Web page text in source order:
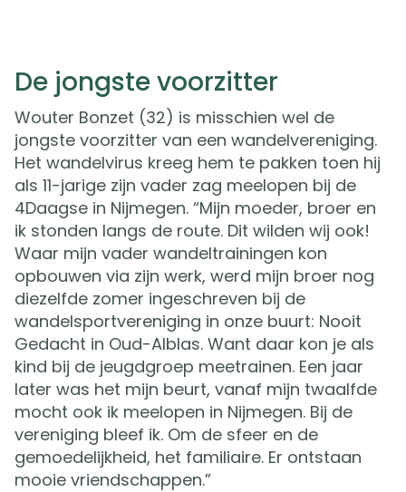
De jongste voorzitter
Wouter Bonzet (32) is misschien wel de
jongste voorzitter van een wandelvereniging.
Het wandelvirus kreeg hem te pakken toen hij
als 11-jarige zijn vader zag meelopen bij de
4Daagse in Nijmegen. “Mijn moeder, broer en
ik stonden langs de route. Dit wilden wij ook!
Waar mijn vader wandeltrainingen kon
opbouwen via zijn werk, werd mijn broer nog
diezelfde zomer ingeschreven bij de
wandelsportvereniging in onze buurt: Nooit
Gedacht in Oud-Alblas. Want daar kon je als
kind bij de jeugdgroep meetrainen. Een jaar
later was het mijn beurt, vanaf mijn twaalfde
mocht ook ik meelopen in Nijmegen. Bij de
vereniging bleef ik. Om de sfeer en de
gemoedelijkheid, het familiaire. Er ontstaan
mooie vriendschappen.”